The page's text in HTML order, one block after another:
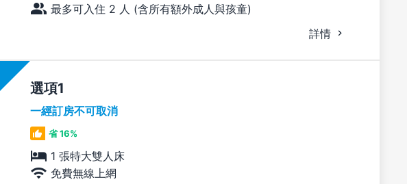
最多可入住 2 人 (含所有額外成人與孩童)
詳情
選項
一經訂房不可取消
省 16%
1 張特大雙人床
免費無線上網